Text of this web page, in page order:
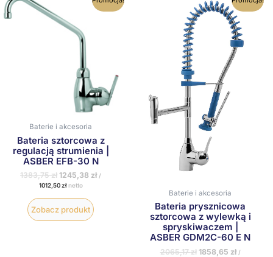
Baterie i akcesoria
Bateria sztorcowa z
regulacją strumienia |
ASBER EFB-30 N
1383,75zł
wynosiła:
1383,75 zł.
1245,38 zł
cena
/
1012,50złnetto
Zobacz produkt
Baterie i akcesoria
Bateria prysznicowa
sztorcowa z wylewką i
spryskiwaczem |
ASBER GDM2C-60 E N
2065,17zł
cena
wynosiła:
2065,17 zł.
1858,65 zł
cena
wynosi:
1858,65
/